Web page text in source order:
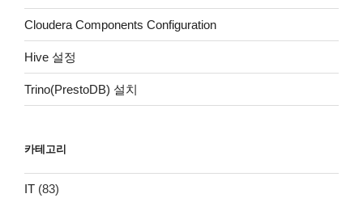
Cloudera Components Configuration
Hive 설정
Trino(PrestoDB) 설치
카테고리
IT (83)